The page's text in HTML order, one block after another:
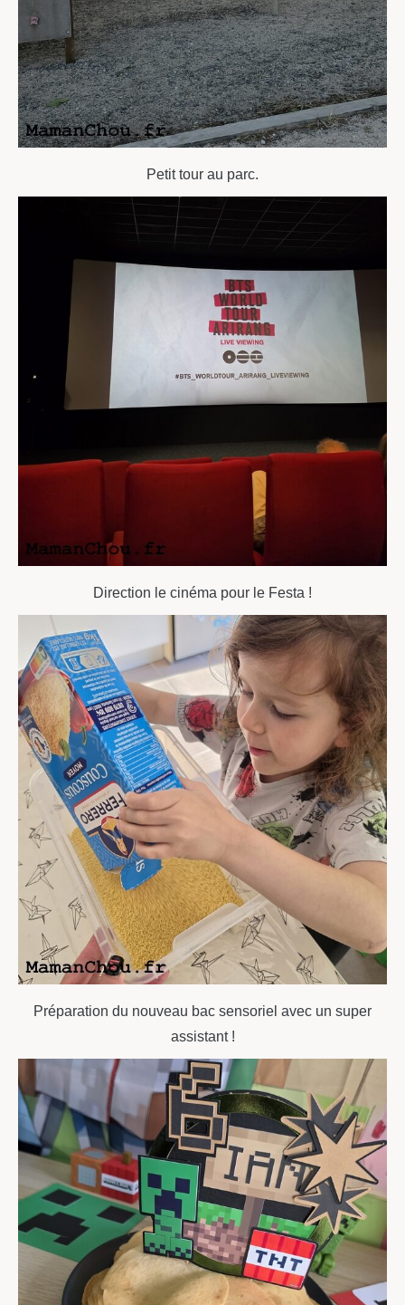
Petit tour au parc.
Direction le cinéma pour le Festa !
Préparation du nouveau bac sensoriel avec un super
assistant !